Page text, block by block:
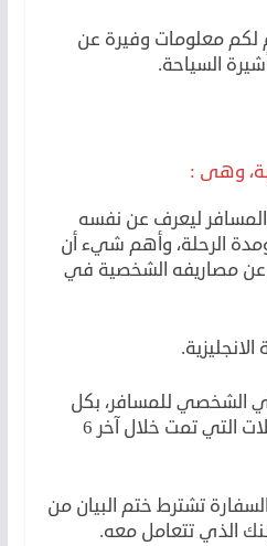
لكم معلومات وفيرة عن
السياحة.
وهى :
ليعرف عن نفسه
الرحلة، وأهم شيء أن
عن مصاريفه الشخصية في
الشخصي للمسافر، بكل
الحركات البنكية والمعاملات التي تمت خلال آخر 6
تشترط ختم البيان من
الذي تتعامل معه.